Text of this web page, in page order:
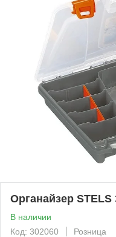
Органайзер STELS
В наличии
Код: 302060
Розница